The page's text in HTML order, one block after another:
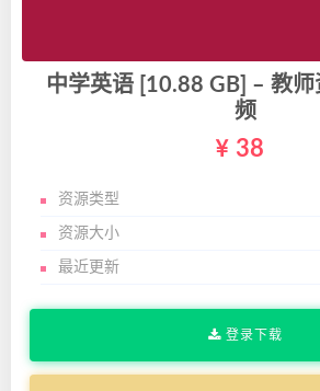
中学英语 [10.88 GB] – 教
频
38
资源类型
资源大小
最近更新
登录下载